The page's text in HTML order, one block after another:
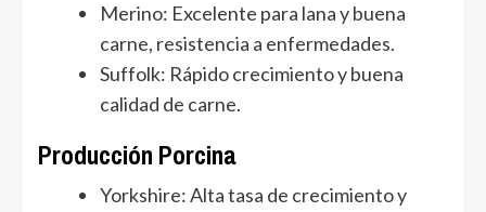
Merino: Excelente para lana y buena
carne, resistencia a enfermedades.
Suffolk: Rápido crecimiento y buena
calidad de carne.
Producción Porcina
Yorkshire: Alta tasa de crecimiento y